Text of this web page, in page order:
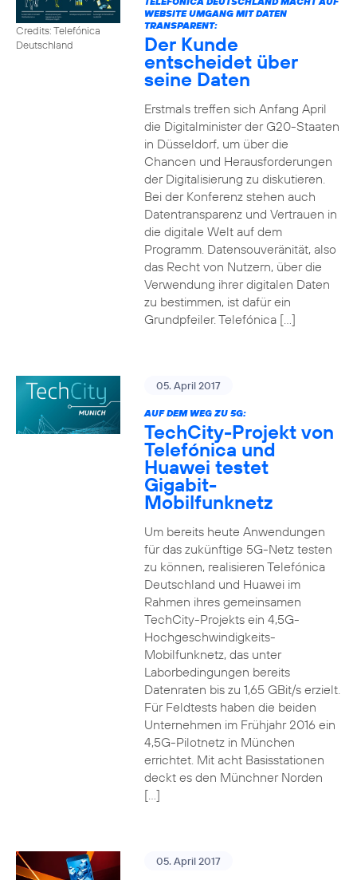
Credits: Telefónica
Deutschland
WEBSITE UMGANG MIT DATEN
TRANSPARENT:
Der Kunde
entscheidet über
seine Daten
Erstmals treffen sich Anfang April
die Digitalminister der G20-Staaten
in Düsseldorf, um über die
Chancen und Herausforderungen
der Digitalisierung zu diskutieren.
Bei der Konferenz stehen auch
Datentransparenz und Vertrauen in
die digitale Welt auf dem
Programm. Datensouveränität, also
das Recht von Nutzern, über die
Verwendung ihrer digitalen Daten
zu bestimmen, ist dafür ein
Grundpfeiler. Telefónica […]
05. April 2017
AUF DEM WEG ZU 5G:
TechCity-Projekt von
Telefónica und
Huawei testet
Gigabit-
Mobilfunknetz
Um bereits heute Anwendungen
für das zukünftige 5G-Netz testen
zu können, realisieren Telefónica
Deutschland und Huawei im
Rahmen ihres gemeinsamen
TechCity-Projekts ein 4,5G-
Hochgeschwindigkeits-
Mobilfunknetz, das unter
Laborbedingungen bereits
Datenraten bis zu 1,65 GBit/s erzielt.
Für Feldtests haben die beiden
Unternehmen im Frühjahr 2016 ein
4,5G-Pilotnetz in München
errichtet. Mit acht Basisstationen
deckt es den Münchner Norden
[…]
05. April 2017